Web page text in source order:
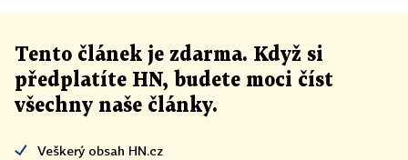
Tento článek je zdarma. Když si
předplatíte HN, budete moci číst
všechny naše články.
Veškerý obsah HN.cz